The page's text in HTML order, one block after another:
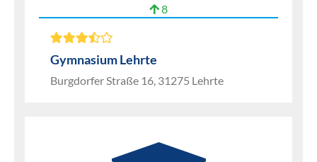
8
Gymnasium Lehrte
Burgdorfer Straße 16, 31275 Lehrte